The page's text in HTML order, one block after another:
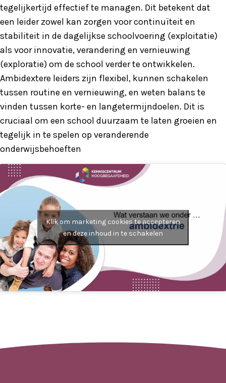
tegelijkertijd effectief te managen. Dit betekent dat
een leider zowel kan zorgen voor continuïteit en
stabiliteit in de dagelijkse schoolvoering (exploitatie)
als voor innovatie, verandering en vernieuwing
(exploratie) om de school verder te ontwikkelen.
Ambidextere leiders zijn flexibel, kunnen schakelen
tussen routine en vernieuwing, en weten balans te
vinden tussen korte- en langetermijndoelen. Dit is
cruciaal om een school duurzaam te laten groeien en
tegelijk in te spelen op veranderende
onderwijsbehoeften
Klik om marketing cookies te accepteren
en deze inhoud in te schakelen